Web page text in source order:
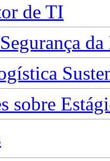
de TI
sobre